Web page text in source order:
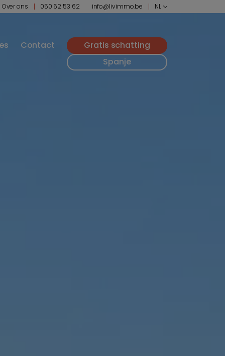
Over ons 050 62 53 62 info@livimmo.be NL
Contact
Gratis schatting
Spanje